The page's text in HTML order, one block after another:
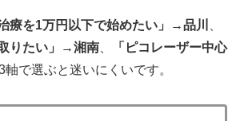
治療を1万円以下で始めたい」→品川 、
りたい」→湘南、
「ピコレーザー中心
軸で選ぶと迷いにくいです。